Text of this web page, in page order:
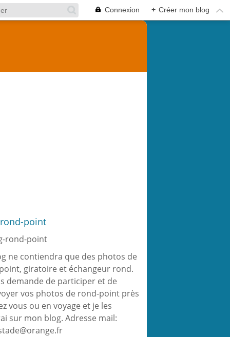
Connexion + Créer mon blog
point
ne contiendra que des photos de
giratoire et échangeur rond.
demande de participer et de
vos photos de rond-point près
vous ou en voyage et je les
sur mon blog. Adresse mail: